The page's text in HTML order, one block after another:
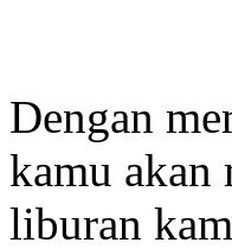
Dengan
kamu akan
liburan